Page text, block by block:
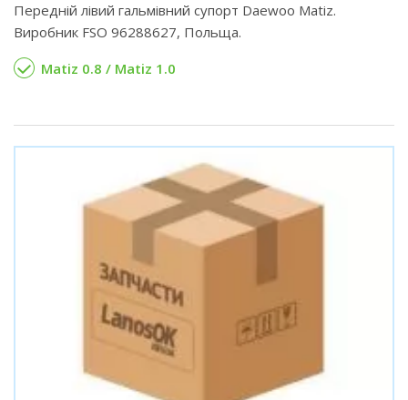
Передній лівий гальмівний супорт Daewoo Matiz.
Виробник FSO 96288627, Польща.
Matiz 0.8 / Matiz 1.0